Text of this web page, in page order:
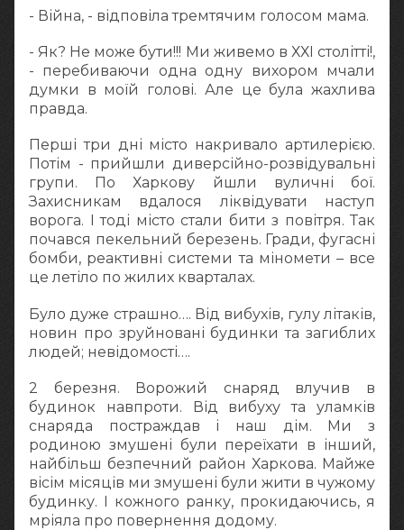
- Війна, - відповіла тремтячим голосом мама.
- Як? Не може бути!!! Ми живемо в ХХІ столітті!,
- перебиваючи одна одну вихором мчали
думки в моїй голові. Але це була жахлива
правда.
Перші три дні місто накривало артилерією.
Потім - прийшли диверсійно-розвідувальні
групи. По Харкову йшли вуличні бої.
Захисникам вдалося ліквідувати наступ
ворога. І тоді місто стали бити з повітря. Так
почався пекельний березень. Гради, фугасні
бомби, реактивні системи та міномети – все
це летіло по жилих кварталах.
Було дуже страшно…. Від вибухів, гулу літаків,
новин про зруйновані будинки та загиблих
людей; невідомості….
2 березня. Ворожий снаряд влучив в
будинок навпроти. Від вибуху та уламків
снаряда постраждав і наш дім. Ми з
родиною змушені були переїхати в інший,
найбільш безпечний район Харкова. Майже
вісім місяців ми змушені були жити в чужому
будинку. І кожного ранку, прокидаючись, я
мріяла про повернення додому.